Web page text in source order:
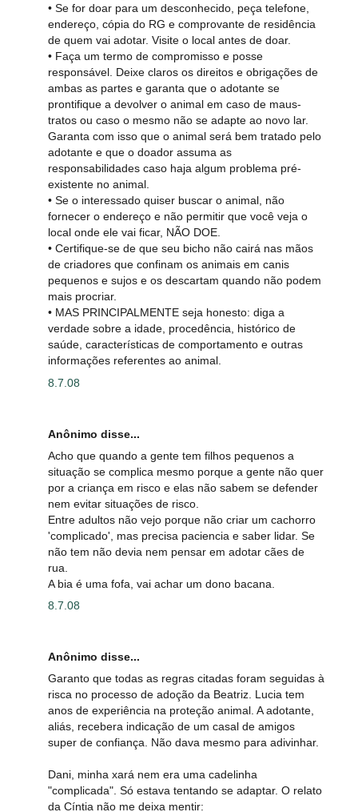
• Se for doar para um desconhecido, peça telefone,
endereço, cópia do RG e comprovante de residência
de quem vai adotar. Visite o local antes de doar.
• Faça um termo de compromisso e posse
responsável. Deixe claros os direitos e obrigações de
ambas as partes e garanta que o adotante se
prontifique a devolver o animal em caso de maus-
tratos ou caso o mesmo não se adapte ao novo lar.
Garanta com isso que o animal será bem tratado pelo
adotante e que o doador assuma as
responsabilidades caso haja algum problema pré-
existente no animal.
• Se o interessado quiser buscar o animal, não
fornecer o endereço e não permitir que você veja o
local onde ele vai ficar, NÃO DOE.
• Certifique-se de que seu bicho não cairá nas mãos
de criadores que confinam os animais em canis
pequenos e sujos e os descartam quando não podem
mais procriar.
• MAS PRINCIPALMENTE seja honesto: diga a
verdade sobre a idade, procedência, histórico de
saúde, características de comportamento e outras
informações referentes ao animal.
8.7.08
Anônimo disse...
Acho que quando a gente tem filhos pequenos a
situação se complica mesmo porque a gente não quer
por a criança em risco e elas não sabem se defender
nem evitar situações de risco.
Entre adultos não vejo porque não criar um cachorro
'complicado', mas precisa paciencia e saber lidar. Se
não tem não devia nem pensar em adotar cães de
rua.
A bia é uma fofa, vai achar um dono bacana.
8.7.08
Anônimo disse...
Garanto que todas as regras citadas foram seguidas à
risca no processo de adoção da Beatriz. Lucia tem
anos de experiência na proteção animal. A adotante,
aliás, recebera indicação de um casal de amigos
super de confiança. Não dava mesmo para adivinhar.
Dani, minha xará nem era uma cadelinha
"complicada". Só estava tentando se adaptar. O relato
da Cíntia não me deixa mentir: